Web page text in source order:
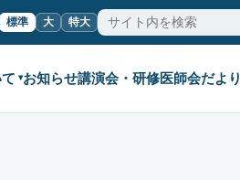
標準 大 特大
▾お知らせ講演会・研修医師会だより